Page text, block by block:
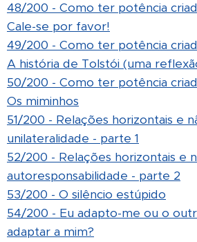
48/200 - Como ter potência
Cale-se por favor!
49/200 - Como ter potência
A história de Tolstói (uma
50/200 - Como ter potência
Os miminhos
51/200 - Relações horizontais e
unilateralidade - parte 1
52/200 - Relações horizontais e
autoresponsabilidade - parte 2
53/200 - O silêncio estúpido
54/200 - Eu adapto-me ou o
adaptar a mim?